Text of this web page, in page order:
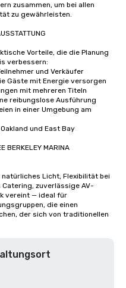
zusammen, um bei allen
zu gewährleisten.
Vorteile, die die Planung
verbessern:
und Verkäufer
Gäste mit Energie versorgen
mit mehreren Titeln
reibungslose Ausführung
in einer Umgebung am
und East Bay
BERKELEY MARINA
Licht, Flexibilität bei
zuverlässige AV-
vereint — ideal für
die einen
der sich von traditionellen